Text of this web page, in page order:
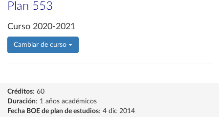
Plan 553
Curso 2020-2021
Cambiar de curso
Créditos: 60
Duración: 1 años académicos
Fecha BOE de plan de estudios: 4 dic 2014